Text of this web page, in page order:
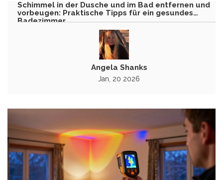
Schimmel in der Dusche und im Bad entfernen und
vorbeugen: Praktische Tipps für ein gesundes
Badezimmer
Angela Shanks
Jan, 20 2026